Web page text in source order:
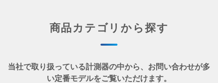
商品カテゴリから探す
当社で取り扱っている計測器の中から、 お問い合わせが多
い定番モデルをご覧いただけます。